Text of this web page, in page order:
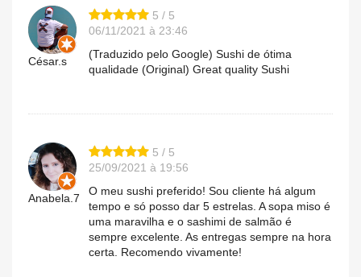
César.s
5 / 5
06/11/2021 à 23:46
(Traduzido pelo Google) Sushi de ótima
qualidade (Original) Great quality Sushi
Anabela.7
5 / 5
25/09/2021 à 19:56
O meu sushi preferido! Sou cliente há algum
tempo e só posso dar 5 estrelas. A sopa miso é
uma maravilha e o sashimi de salmão é
sempre excelente. As entregas sempre na hora
certa. Recomendo vivamente!